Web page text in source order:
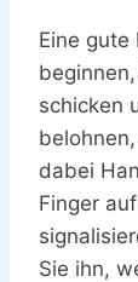
Eine gute
schicken
dabei
Finger
Sie ihn,